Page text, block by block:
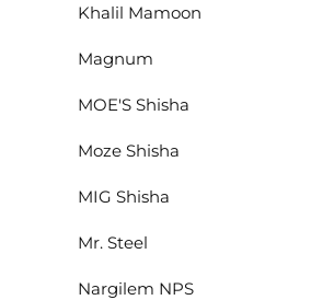
Khalil Mamoon
Magnum
MOE'S Shisha
Moze Shisha
MIG Shisha
Mr. Steel
Nargilem NPS